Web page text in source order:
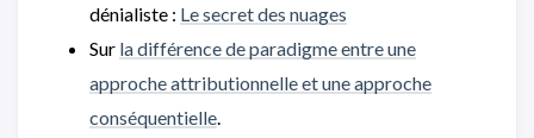
dénialiste : Le secret des nuages
Sur la différence de paradigme entre une
approche attributionnelle et une approche
conséquentielle